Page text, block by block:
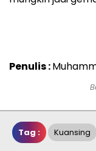
Penulis :
Tag : Kuansing